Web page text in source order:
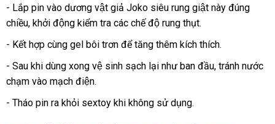
- Lắp pin vào dương vật giả Joko siêu rung giật này đúng
chiềuthế
giới
, khởi động kiểm tra các chế độ rung thụt.
- Kết hợp cùng gel bôi trơn để tăng thêm kích thích.
- Sau khi dùng xong vệ sinh sạch lại như ban đầuhàng
, tránh nước
chạm vào mạch điện.
- Tháo pin ra khỏi sextoy khi không sử dụng.